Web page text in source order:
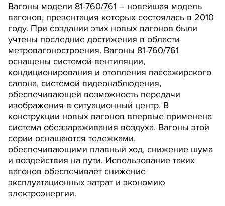
Вагоны модели 81-760/761 – новейшая модель
вагонов, презентация которых состоялась в 2010
году. При создании этих новых вагонов были
учтены последние достижения в области
метровагоностроения. Вагоны 81-760/761
оснащены системой вентиляции,
кондиционирования и отопления пассажирского
салона, системой видеонаблюдения,
обеспечивающей возможность передачи
изображения в ситуационный центр. В
конструкции новых вагонов впервые применена
система обеззараживания воздуха. Вагоны этой
серии оснащаются тележками,
обеспечивающими плавный ход, снижение шума
и воздействия на пути. Использование таких
вагонов обеспечивает снижение
эксплуатационных затрат и экономию
электроэнергии.